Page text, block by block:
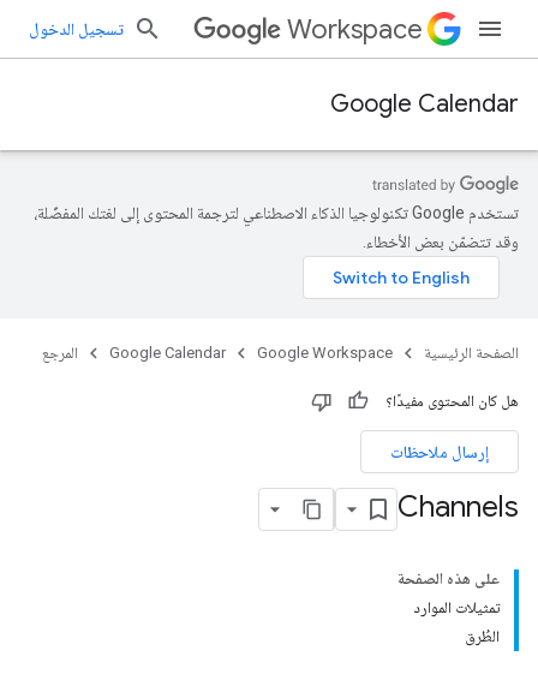
Workspace تسجيل الدخول
Google Calendar
تستخدم Google تكنولوجيا الذكاء الاصطناعي لترجمة المحتوى إلى لغتك المفضّلة،
وقد تتضمّن بعض الأخطاء.
الصفحة الرئيسية Google Workspace
Google Calendar المرجع
هل كان المحتوى مفيدًا؟
إرسال ملاحظات
Channels
على هذه الصفحة
تمثيلات الموارد
الطُرق